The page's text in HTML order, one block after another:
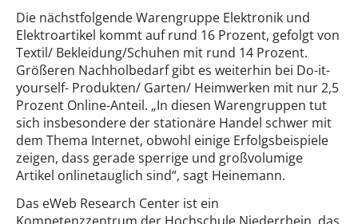
Die nächstfolgende Warengruppe Elektronik und
Elektroartikel kommt auf rund 16 Prozent, gefolgt von
Textil/ Bekleidung/Schuhen mit rund 14 Prozent.
Größeren Nachholbedarf gibt es weiterhin bei Do-it-
yourself- Produkten/ Garten/ Heimwerken mit nur 2,5
Prozent Online-Anteil. „In diesen Warengruppen tut
sich insbesondere der stationäre Handel schwer mit
dem Thema Internet, obwohl einige Erfolgsbeispiele
zeigen, dass gerade sperrige und großvolumige
Artikel onlinetauglich sind“, sagt Heinemann.
Das eWeb Research Center ist ein